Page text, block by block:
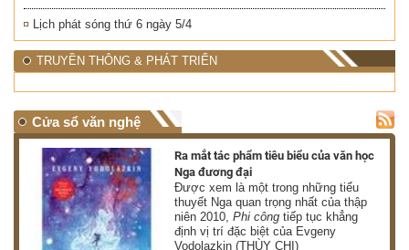
Lịch phát sóng thứ 6 ngày 5/4
TRUYỀN THÔNG & PHÁT TRIỂN
Cửa sổ văn nghệ
Ra mắt tác phẩm tiêu biểu của văn học
Nga đương đại
Được xem là một trong những tiểu
thuyết Nga quan trọng nhất của thập
niên 2010,Phi công tiếp tục khẳng
định vị trí đặc biệt của Evgeny
Vodolazkin (THÙY CHI)